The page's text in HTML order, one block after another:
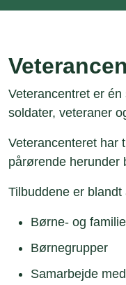
Veterancentret er én
soldater, veteraner
Veterancenteret har
pårørende herunder
Tilbuddene er blandt
Børne- og
Børnegrupper
Samarbejde